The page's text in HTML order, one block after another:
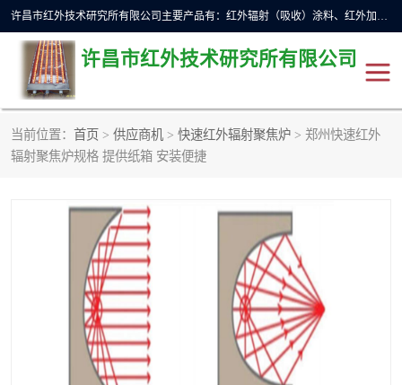
许昌市红外技术研究所有限公司主要产品有：红外辐射（吸收）涂料、红外加热元件、红外辐射加热模块（板）、红外辐射加热炉（箱）、快速红外辐射加热器、系列高端红外加热实验设备、系列红外加热控制器等。
许昌市红外技术研究所有限公司
当前位置： 首页 > 供应商机 > 快速红外辐射聚焦炉 > 郑州快速红外
辐射聚焦炉规格 提供纸箱 安装便捷
红外加热设备
红外辐射加热模块 定制红外加热实验设备
红外加热元件 红外辐射吸收涂料
高端红外加热实验设备 电工电气
红外加热控制器